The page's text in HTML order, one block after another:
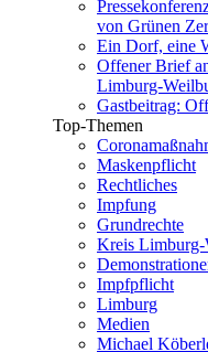
von Grünen
Ein Dorf, eine
Offener Brief
Limburg-
Gastbeitrag:
Top-Themen
Maskenpflicht
Rechtliches
Impfung
Grundrechte
Kreis Limburg-
Impfpflicht
Limburg
Medien
Michael